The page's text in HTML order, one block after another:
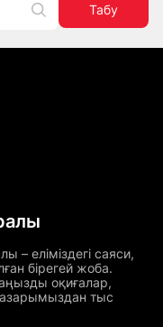
Табу
– еліміздегі саяси,
бірегей жоба.
оқиғалар,
тыс